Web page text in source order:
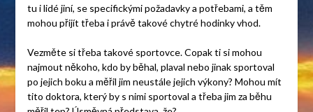
tu i lidé jiní, se specifickými požadavky a potřebami, a těm
mohou přijít třeba i právě takové chytré hodinky vhod.
Vezměte si třeba takové sportovce. Copak ti si mohou
najmout někoho, kdo by běhal, plaval nebo jinak sportoval
po jejich boku a měřil jim neustále jejich výkony? Mohou mít
tito doktora, který by s nimi sportoval a třeba jim za běhu